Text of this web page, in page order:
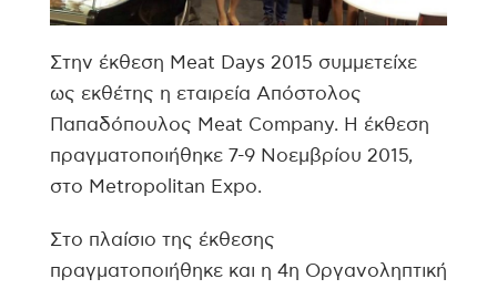
Στην έκθεση Meat Days 2015 συμμετείχε
ως εκθέτης η εταιρεία Απόστολος
Παπαδόπουλος Meat Company. Η έκθεση
πραγματοποιήθηκε 7-9 Νοεμβρίου 2015,
στο Metropolitan Expo.
Στο πλαίσιο της έκθεσης
πραγματοποιήθηκε και η 4η Οργανοληπτική